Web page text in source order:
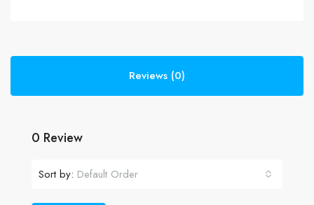
Reviews (0)
0 Review
Sort by: Default Order